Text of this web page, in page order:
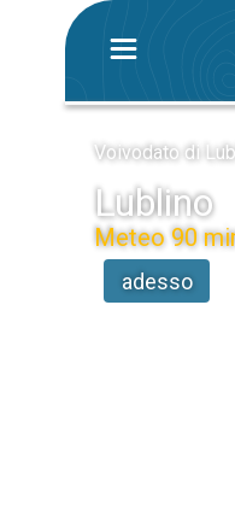
Voivodato di
Lublino
Meteo 90
adesso